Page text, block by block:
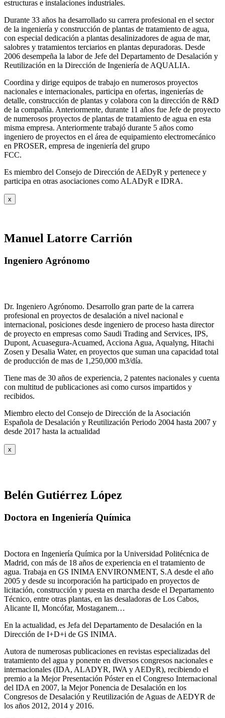
estructuras e instalaciones industriales.
Durante 33 años ha desarrollado su carrera profesional en el sector
de la ingeniería y construcción de plantas de tratamiento de agua,
con especial dedicación a plantas desalinizadores de agua de mar,
salobres y tratamientos terciarios en plantas depuradoras. Desde
2006 desempeña la labor de Jefe del Departamento de Desalación y
Reutilización en la Dirección de Ingeniería de AQUALIA.
Coordina y dirige equipos de trabajo en numerosos proyectos
nacionales e internacionales, participa en ofertas, ingenierías de
detalle, construcción de plantas y colabora con la dirección de R&D
de la compañía. Anteriormente, durante 11 años fue Jefe de proyecto
de numerosos proyectos de plantas de tratamiento de agua en esta
misma empresa. Anteriormente trabajó durante 5 años como
ingeniero de proyectos en el área de equipamiento electromecánico
en PROSER, empresa de ingeniería del grupo
FCC.
Es miembro del Consejo de Dirección de AEDyR y pertenece y
participa en otras asociaciones como ALADyR e IDRA.
x
Manuel Latorre Carrión
Ingeniero Agrónomo
Dr. Ingeniero Agrónomo. Desarrollo gran parte de la carrera
profesional en proyectos de desalación a nivel nacional e
internacional, posiciones desde ingeniero de proceso hasta director
de proyecto en empresas como Saudi Trading and Services, IPS,
Dupont, Acuasegura-Acuamed, Acciona Agua, Aqualyng, Hitachi
Zosen y Desalia Water, en proyectos que suman una capacidad total
de producción de mas de 1,250,000 m3/día.
Tiene mas de 30 años de experiencia, 2 patentes nacionales y cuenta
con multitud de publicaciones asi como cursos impartidos y
recibidos.
Miembro electo del Consejo de Dirección de la Asociación
Española de Desalación y Reutilización Periodo 2004 hasta 2007 y
desde 2017 hasta la actualidad
x
Belén Gutiérrez López
Doctora en Ingeniería Química
Doctora en Ingeniería Química por la Universidad Politécnica de
Madrid, con más de 18 años de experiencia en el tratamiento de
agua. Trabaja en GS INIMA ENVIRONMENT, S.A desde el año
2005 y desde su incorporación ha participado en proyectos de
licitación, construcción y puesta en marcha desde el Departamento
Técnico, entre otras plantas, en las desaladoras de Los Cabos,
Alicante II, Moncófar, Mostaganem…
En la actualidad, es Jefa del Departamento de Desalación en la
Dirección de I+D+i de GS INIMA.
Autora de numerosas publicaciones en revistas especializadas del
tratamiento del agua y ponente en diversos congresos nacionales e
internacionales (IDA, ALADYR, IWA y AEDyR), recibiendo el
premio a la Mejor Presentación Póster en el Congreso Internacional
del IDA en 2007, la Mejor Ponencia de Desalación en los
Congresos de Desalación y Reutilización de Aguas de AEDYR de
los años 2012, 2014 y 2016.